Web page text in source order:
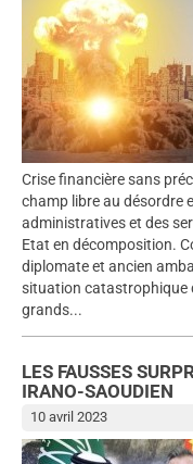
Crise financière sans
champ libre au désordre
administratives et des
Etat en décomposition.
diplomate et ancien
situation catastrophique
grands...
LES FAUSSES
IRANO-SAOUDIEN
10 avril 2023